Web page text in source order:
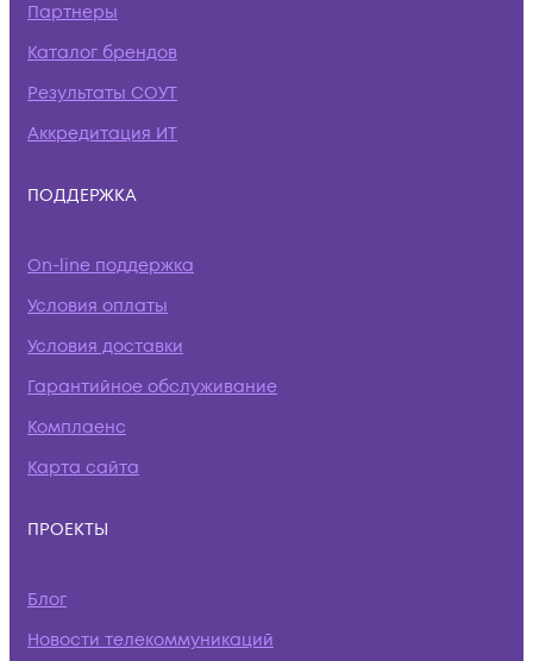
Партнеры
Каталог брендов
Результаты СОУТ
Аккредитация ИТ
ПОДДЕРЖКА
On-line поддержка
Условия оплаты
Условия доставки
Гарантийное обслуживание
Комплаенс
Карта сайта
ПРОЕКТЫ
Блог
Новости телекоммуникаций